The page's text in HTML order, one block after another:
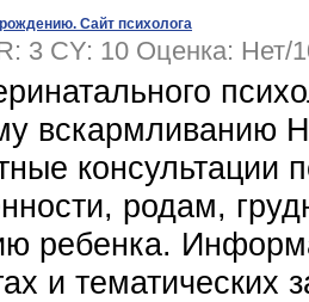
Сайт психолога
3 CY: 10 Оценка: Нет/
вскармливанию
консультации
родам,
ребенка.
и тематических